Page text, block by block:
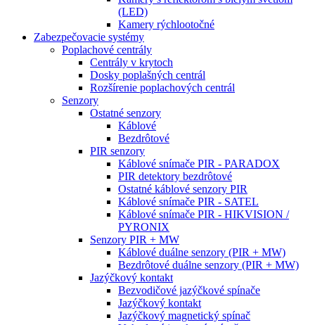
(LED)
Kamery rýchlootočné
Zabezpečovacie systémy
Poplachové centrály
Centrály v krytoch
Dosky poplašných centrál
Rozšírenie poplachových centrál
Senzory
Ostatné senzory
Káblové
Bezdrôtové
PIR senzory
Káblové snímače PIR - PARADOX
PIR detektory bezdrôtové
Ostatné káblové senzory PIR
Káblové snímače PIR - SATEL
Káblové snímače PIR - HIKVISION /
PYRONIX
Senzory PIR + MW
Káblové duálne senzory (PIR + MW)
Bezdrôtové duálne senzory (PIR + MW)
Jazýčkový kontakt
Bezvodičové jazýčkové spínače
Jazýčkový kontakt
Jazýčkový magnetický spínač